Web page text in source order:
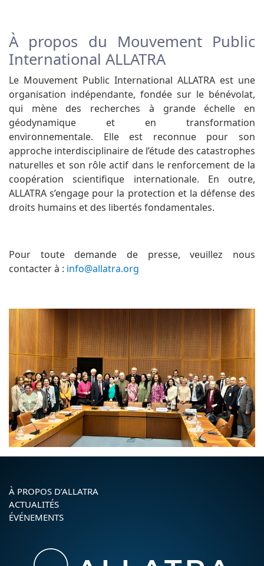
À propos du Mouvement Public
International ALLATRA
Le Mouvement Public International ALLATRA est une
organisation indépendante, fondée sur le bénévolat,
qui mène des recherches à grande échelle en
géodynamique et en transformation
environnementale. Elle est reconnue pour son
approche interdisciplinaire de l’étude des catastrophes
naturelles et son rôle actif dans le renforcement de la
coopération scientifique internationale. En outre,
ALLATRA s’engage pour la protection et la défense des
droits humains et des libertés fondamentales.
Pour toute demande de presse, veuillez nous
contacter à : info@allatra.org
À PROPOS D’ALLATRA
ACTUALITÉS
ÉVÉNEMENTS